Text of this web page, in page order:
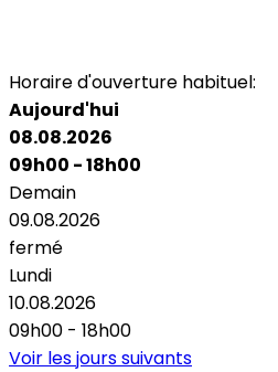
Horaire d'ouverture habituel:
Aujourd'hui
08.08.2026
09h00 - 18h00
Demain
09.08.2026
fermé
Lundi
10.08.2026
09h00 - 18h00
Voir les jours suivants